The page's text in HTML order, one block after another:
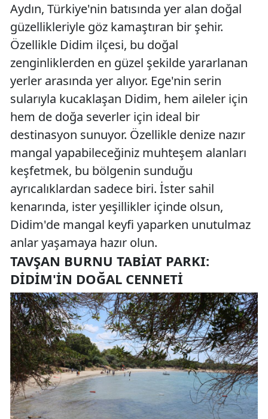
Aydın, Türkiye'nin batısında yer alan doğal
güzellikleriyle göz kamaştıran bir şehir.
Özellikle Didim ilçesi, bu doğal
zenginliklerden en güzel şekilde yararlanan
yerler arasında yer alıyor. Ege'nin serin
sularıyla kucaklaşan Didim, hem aileler için
hem de doğa severler için ideal bir
destinasyon sunuyor. Özellikle denize nazır
mangal yapabileceğiniz muhteşem alanları
keşfetmek, bu bölgenin sunduğu
ayrıcalıklardan sadece biri. İster sahil
kenarında, ister yeşillikler içinde olsun,
Didim'de mangal keyfi yaparken unutulmaz
anlar yaşamaya hazır olun.
TAVŞAN BURNU TABIAT PARKI:
DIDIM'IN DOĞAL CENNETI